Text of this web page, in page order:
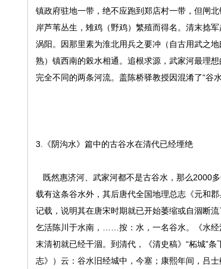
镇政府驻地一带，绝不应跑到郑店村一带，但闸
岸芦苇丛生，雉鸡（野鸡）繁殖而得名。清末捻
涡阳。因那里素为淮北用兵之要冲（自古用武之
熟）镇西南的榖水相通。追根求源，武家河最理
完全不同的两条河流。盖陈桥驿教授因混淆了“谷
3.《阴沟水》篇中的古谷水在清代已经堙绝
既然惠济河、武家河都不是古谷水，那么2000
载有这条谷水外，其后唐代全国地理总志《元和
记载，说明其在唐宋时期就已开始萎缩或自涸断
乞活陈川于水南，……按：水，一名谷水。《水经
末清初就已经干涸。到清代，《清史稿》“柘城”
志》）云：谷水旧经城中，今塞；康熙年间，吕